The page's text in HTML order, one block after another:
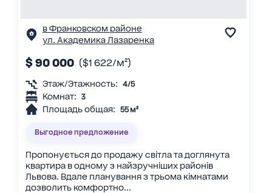
в Франковском районе
ул. Академика Лазаренка
$ 90 000 ($1 622/м²)
Этаж/Этажность: 4/5
Комнат: 3
Площадь общая: 55 м²
Выгодное предложение
Пропонується до продажу світла та доглянута
квартира в одному з найзручніших районів
Львова. Вдале планування з трьома кімнатами
дозволить комфортно...